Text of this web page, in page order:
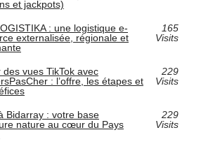
et jackpots)
: une logistique e-
externalisée, régionale et
165
Visits
des vues TikTok avec
: l’offre, les étapes et
229
Visits
Bidarray : votre base
nature au cœur du Pays
229
Visits